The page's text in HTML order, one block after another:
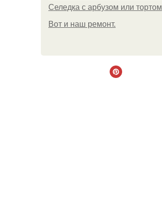
Селедка с арбузом или тортом
Boт и наш ремoнт.